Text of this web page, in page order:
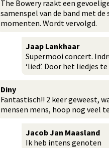
The Bowery raakt een
samenspel van de band met
momenten. Wordt vervolgd.
Jaap Lankhaar
Supermooi concert.
‘lied’. Door het liedjes
Diny
Fantastisch!! 2 keer geweest,
mensen mens, hoop nog veel
Jacob Jan Maasland
Ik heb intens genoten